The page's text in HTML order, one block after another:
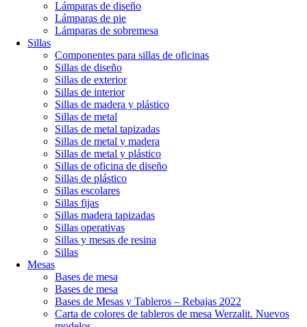
Lámparas de diseño
Lámparas de pie
Lámparas de sobremesa
Sillas
Componentes para sillas de oficinas
Sillas de diseño
Sillas de exterior
Sillas de interior
Sillas de madera y plástico
Sillas de metal
Sillas de metal tapizadas
Sillas de metal y madera
Sillas de metal y plástico
Sillas de oficina de diseño
Sillas de plástico
Sillas escolares
Sillas fijas
Sillas madera tapizadas
Sillas operativas
Sillas y mesas de resina
Sillas
Mesas
Bases de mesa
Bases de mesa
Bases de Mesas y Tableros – Rebajas 2022
Carta de colores de tableros de mesa Werzalit. Nuevos